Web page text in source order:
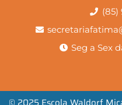
(85)
Seg a Sex